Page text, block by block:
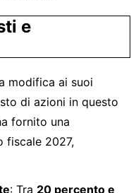
e
modifica ai suoi
di azioni in questo
fornito una
fiscale 2027,
: Tra 20 percento e